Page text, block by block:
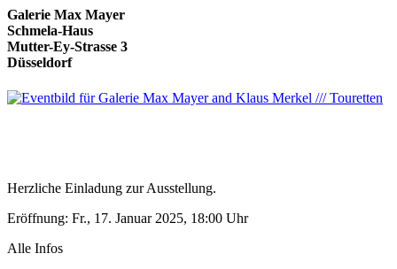
Galerie Max Mayer
Schmela-Haus
Mutter-Ey-Strasse 3
Düsseldorf
Herzliche Einladung zur Ausstellung.
Eröffnung: Fr., 17. Januar 2025, 18:00 Uhr
Alle Infos